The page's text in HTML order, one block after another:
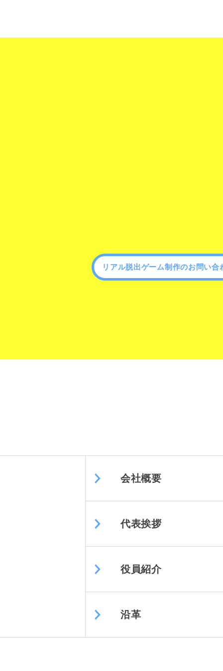
リアル脱出ゲーム制作のお問い合
会社概要
代表挨拶
役員紹介
沿革